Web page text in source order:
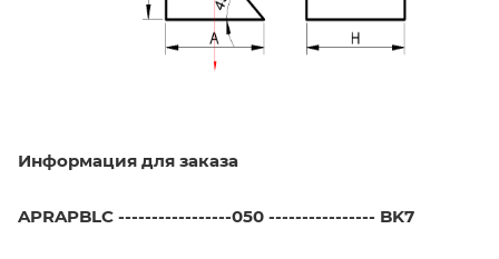
Информация для заказа
APRAPBLC -----------------050 ---------------- BK7